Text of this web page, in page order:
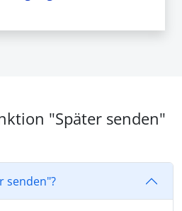
"Später senden"
senden"?